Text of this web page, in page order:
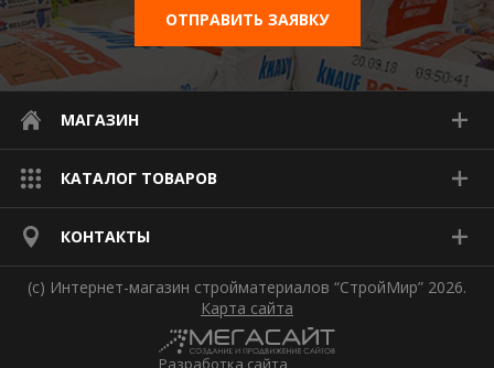
ОТПРАВИТЬ ЗАЯВКУ
МАГАЗИН
КАТАЛОГ ТОВАРОВ
КОНТАКТЫ
(с) Интернет-магазин стройматериалов “СтройМир” 2026.
Карта сайта
Разработка сайта